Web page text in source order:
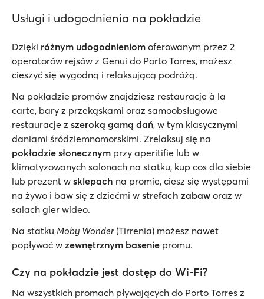
Usługi i udogodnienia na pokładzie
Dzięki różnym udogodnieniom oferowanym przez 2
operatorów rejsów z Genui do Porto Torres, możesz
cieszyć się wygodną i relaksującą podróżą.
Na pokładzie promów znajdziesz restauracje à la
carte, bary z przekąskami oraz samoobsługowe
restauracje z szeroką gamą dań, w tym klasycznymi
daniami śródziemnomorskimi. Zrelaksuj się na
pokładzie słonecznym przy aperitifie lub w
klimatyzowanych salonach na statku, kup cos dla siebie
lub prezent w sklepach na promie, ciesz się występami
na żywo i baw się z dziećmi w strefach zabaw oraz w
salach gier wideo.
Na statku Moby Wonder(Tirrenia) możesz nawet
popływać w zewnętrznym basenie promu.
Czy na pokładzie jest dostęp do Wi-Fi?
Na wszystkich promach pływających do Porto Torres z